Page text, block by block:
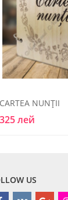
CARTEA NUNŢII
325 лей
US